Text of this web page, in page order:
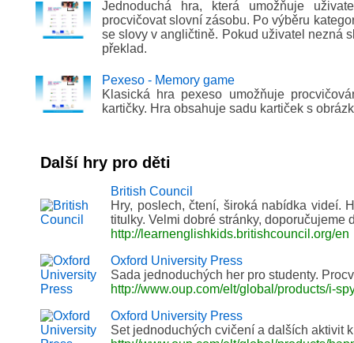
Jednoduchá hra, která umožňuje
procvičovat slovní zásobu. Po výběru
se slovy v angličtině. Pokud uživatel nezná
překlad.
Pexeso - Memory game
Klasická hra pexeso umožňuje
kartičky. Hra obsahuje sadu kartiček s
Další hry pro děti
British Council
Hry, poslech, čtení, široká nabídka videí.
titulky. Velmi dobré stránky, doporučujeme
http://learnenglishkids.britishcouncil.org/en
Oxford University Press
Sada jednoduchých her pro studenty.
http://www.oup.com/elt/global/products/i-
Oxford University Press
Set jednoduchých cvičení a dalších aktivit